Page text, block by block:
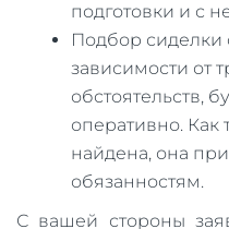
подготовки и с
Подбор
зависимости от
обстоятельств,
оперативно. Как
найдена, она
обязанностям.
С вашей стороны